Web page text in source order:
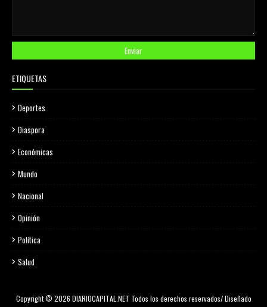
ETIQUETAS
Deportes
Diaspora
Económicas
Mundo
Nacional
Opinión
Política
Salud
Copyright © 2026 DIARIOCAPITAL.NET Todos los derechos reservados/ Diseñado